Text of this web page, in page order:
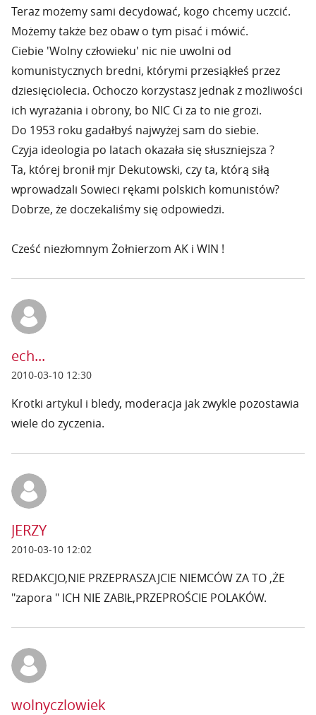
Teraz możemy sami decydować, kogo chcemy uczcić.
Możemy także bez obaw o tym pisać i mówić.
Ciebie 'Wolny człowieku' nic nie uwolni od
komunistycznych bredni, którymi przesiąkłeś przez
dziesięciolecia. Ochoczo korzystasz jednak z możliwości
ich wyrażania i obrony, bo NIC Ci za to nie grozi.
Do 1953 roku gadałbyś najwyżej sam do siebie.
Czyja ideologia po latach okazała się słuszniejsza ?
Ta, której bronił mjr Dekutowski, czy ta, którą siłą
wprowadzali Sowieci rękami polskich komunistów?
Dobrze, że doczekaliśmy się odpowiedzi.
Cześć niezłomnym Żołnierzom AK i WIN !
ech...
2010-03-10 12:30
Krotki artykul i bledy, moderacja jak zwykle pozostawia
wiele do zyczenia.
JERZY
2010-03-10 12:02
REDAKCJO,NIE PRZEPRASZAJCIE NIEMCÓW ZA TO ,ŻE
"zapora " ICH NIE ZABIŁ,PRZEPROŚCIE POLAKÓW.
wolnyczlowiek